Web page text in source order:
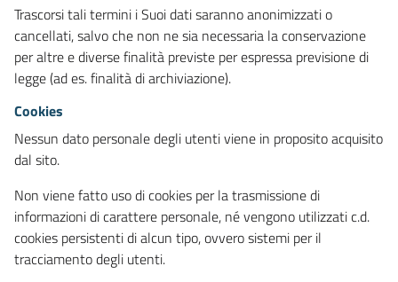
Trascorsi tali termini i Suoi dati saranno anonimizzati o
cancellati, salvo che non ne sia necessaria la conservazione
per altre e diverse finalità previste per espressa previsione di
legge (ad es. finalità di archiviazione).
Cookies
Nessun dato personale degli utenti viene in proposito acquisito
dal sito.
Non viene fatto uso di cookies per la trasmissione di
informazioni di carattere personale, né vengono utilizzati c.d.
cookies persistenti di alcun tipo, ovvero sistemi per il
tracciamento degli utenti.